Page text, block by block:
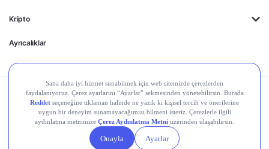
Kripto
Ayrıcalıklar
© 2026 Midas Finansal Teknolojiler A.Ş. Tüm hakları
Kişisel Verilerin
Korunması
Gizlilik
Politikası
Yasal
Duyurular
Çerez
Ayarları